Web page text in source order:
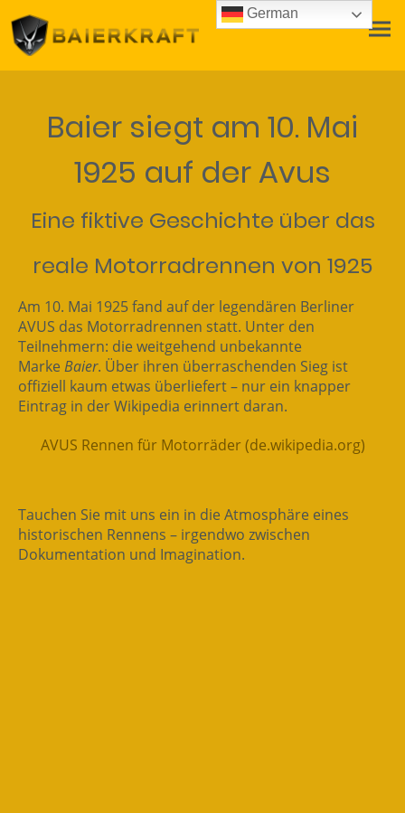
Baier siegt am 10. Mai
1925 auf der Avus
Eine fiktive Geschichte über das
reale Motorradrennen von 1925
Am 10. Mai 1925 fand auf der legendären Berliner
AVUS das Motorradrennen statt. Unter den
Teilnehmern: die weitgehend unbekannte
Marke Baier. Über ihren überraschenden Sieg ist
offiziell kaum etwas überliefert – nur ein knapper
Eintrag in der Wikipedia erinnert daran.
AVUS Rennen für Motorräder (de.wikipedia.org)
Tauchen Sie mit uns ein in die Atmosphäre eines
historischen Rennens – irgendwo zwischen
Dokumentation und Imagination.
German